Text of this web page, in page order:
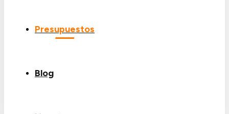
Presupuestos
Blog